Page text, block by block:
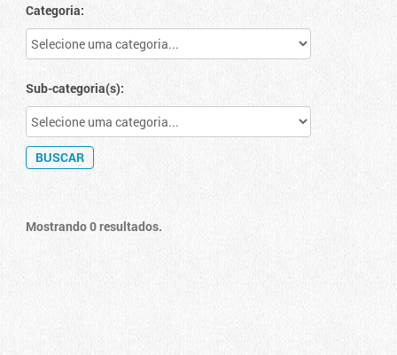
Categoria:
Sub-categoria(s):
Mostrando 0 resultados.